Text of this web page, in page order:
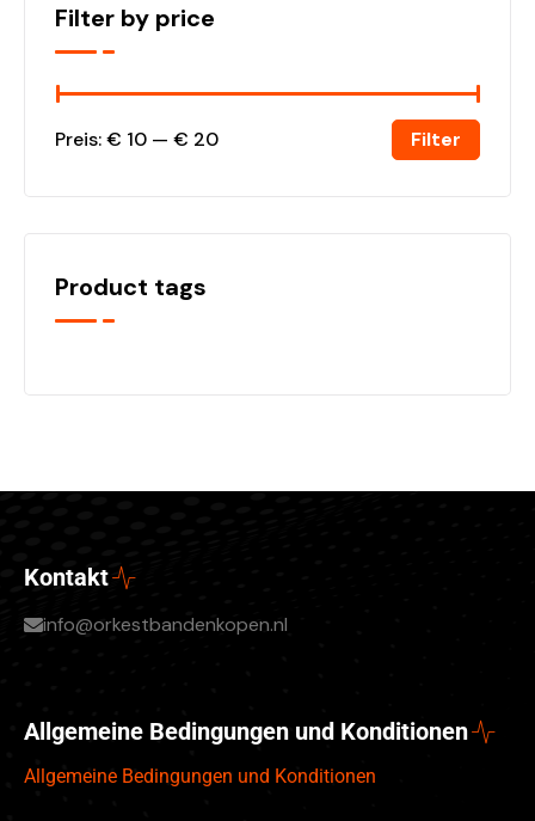
Filter by price
Filter
Preis:€ 10 — € 20
Product tags
Kontakt
info@orkestbandenkopen.nl
Allgemeine Bedingungen und Konditionen
Allgemeine Bedingungen und Konditionen